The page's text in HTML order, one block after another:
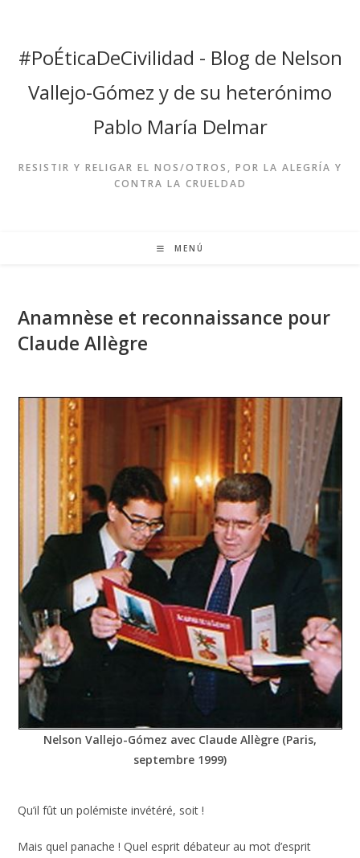
contenido
#PoÉticaDeCivilidad - Blog de Nelson
Vallejo-Gómez y de su heterónimo
Pablo María Delmar
RESISTIR Y RELIGAR EL NOS/OTROS, POR LA ALEGRÍA Y
CONTRA LA CRUELDAD
MENÚ
Anamnèse et reconnaissance pour
Claude Allègre
Nelson Vallejo-Gómez avec Claude Allègre (Paris,
septembre 1999)
Qu’il fût un polémiste invétéré, soit !
Mais quel panache ! Quel esprit débateur au mot d’esprit